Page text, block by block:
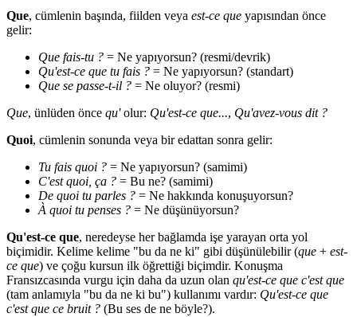
Que, cümlenin başında, fiilden veya est-ce que yapısından önce
gelir:
Que fais-tu ? = Ne yapıyorsun? (resmi/devrik)
Qu'est-ce que tu fais ? = Ne yapıyorsun? (standart)
Que se passe-t-il ? = Ne oluyor? (resmi)
Que, ünlüden önce qu'olur: Qu'est-ce que..., Qu'avez-vous dit ?
Quoi, cümlenin sonunda veya bir edattan sonra gelir:
Tu fais quoi ? = Ne yapıyorsun? (samimi)
C'est quoi, ça ? = Bu ne? (samimi)
De quoi tu parles ? = Ne hakkında konuşuyorsun?
À quoi tu penses ? = Ne düşünüyorsun?
Qu'est-ce que, neredeyse her bağlamda işe yarayan orta yol
biçimidir. Kelime kelime "bu da ne ki" gibi düşünülebilir (que + est-
ce que) ve çoğu kursun ilk öğrettiği biçimdir. Konuşma
Fransızcasında vurgu için daha da uzun olan qu'est-ce que c'est que
(tam anlamıyla "bu da ne ki bu") kullanımı vardır: Qu'est-ce que
c'est que ce bruit ? (Bu ses de ne böyle?).